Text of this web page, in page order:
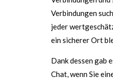
Verbindungen
jeder
ein sicherer Ort
Dank dessen gab
Chat, wenn Sie